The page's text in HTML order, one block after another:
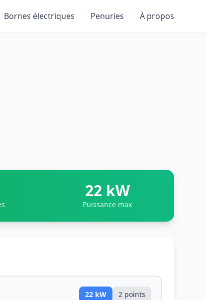
Bornes électriques Penuries À propos
22 kW
Puissance max
22 kW 2 points